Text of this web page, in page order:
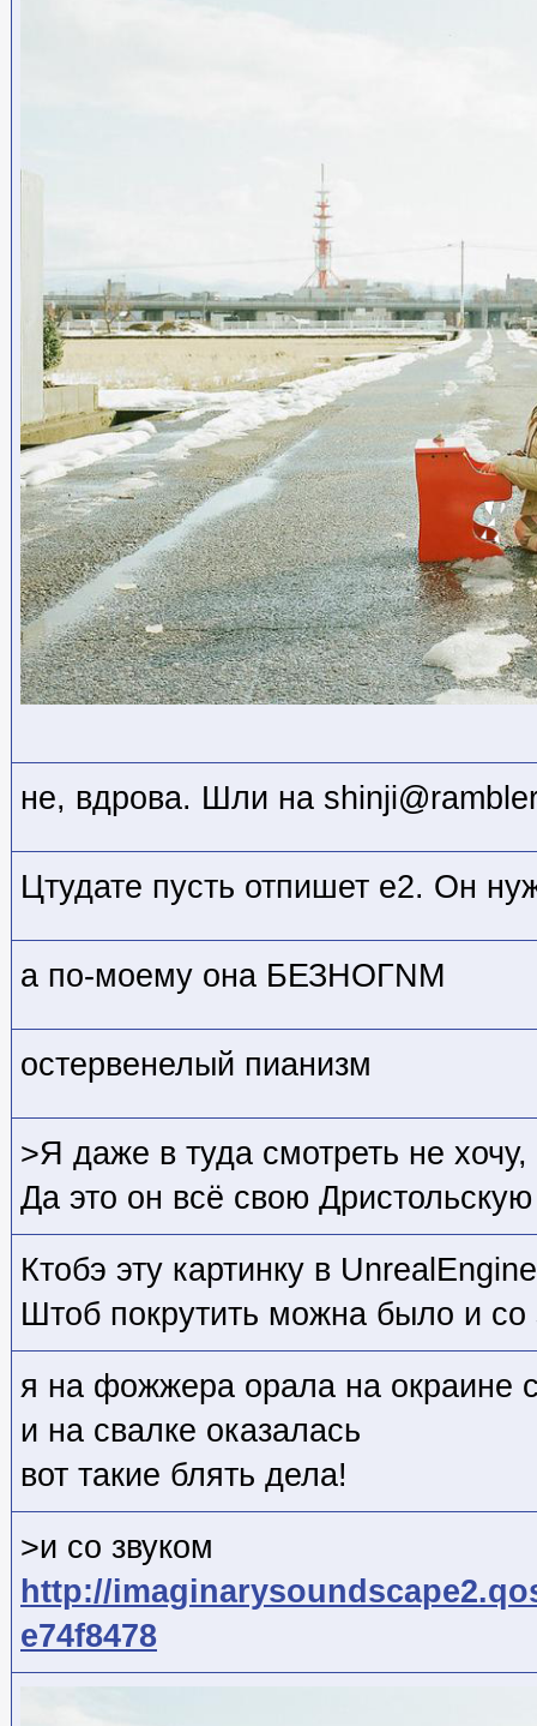
не, вдрова. Шли на
Цтудате пусть отпишет е2. Он
а по-моему она БЕЗНОГNМ
остервенелый пианизм
>Я даже в туда смотреть не
Да это он всё свою
Ктобэ эту картинку в
Штоб покрутить можна было и со
я на фожжера орала на окраине
и на свалке оказалась
вот такие блять дела!
>и со звуком
http://
e74f8478